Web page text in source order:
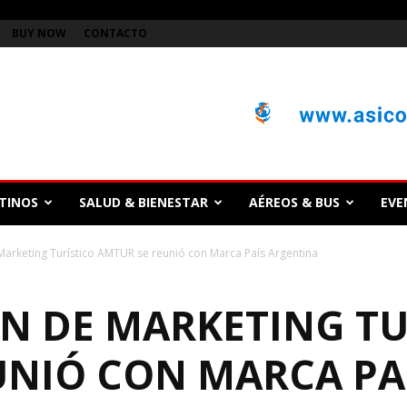
BUY NOW CONTACTO
SALUD & BIENESTAR AÉREOS & BUS
Turístico AMTUR se reunió con Marca País Argentina
DE MARKETING
CON MARCA